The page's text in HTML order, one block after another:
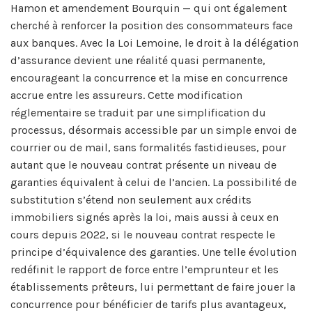
Hamon et amendement Bourquin — qui ont également
cherché à renforcer la position des consommateurs face
aux banques. Avec la Loi Lemoine, le droit à la délégation
d’assurance devient une réalité quasi permanente,
encourageant la concurrence et la mise en concurrence
accrue entre les assureurs. Cette modification
réglementaire se traduit par une simplification du
processus, désormais accessible par un simple envoi de
courrier ou de mail, sans formalités fastidieuses, pour
autant que le nouveau contrat présente un niveau de
garanties équivalent à celui de l’ancien. La possibilité de
substitution s’étend non seulement aux crédits
immobiliers signés après la loi, mais aussi à ceux en
cours depuis 2022, si le nouveau contrat respecte le
principe d’équivalence des garanties. Une telle évolution
redéfinit le rapport de force entre l’emprunteur et les
établissements prêteurs, lui permettant de faire jouer la
concurrence pour bénéficier de tarifs plus avantageux,